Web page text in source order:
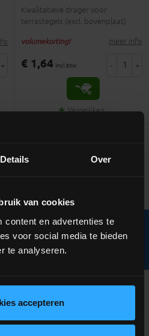
Details Over
van cookies
content en advertenties te
voor social media te bieden
te analyseren.
accepteren
+
Kwalitatieve drager voor
terrastegels (excl. bovenplaat)
volumekorting! meer info
€ 1,64 incl.btw - +
Vergelijken
80mm
Kwalitatieve drager voor